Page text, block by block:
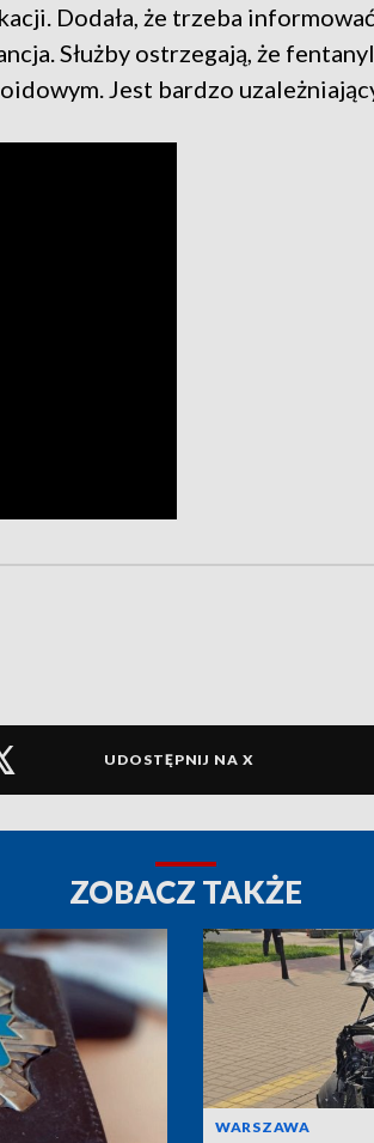
Dodała, że trzeba informować
Służby ostrzegają, że fentanyl
Jest bardzo
UDOSTĘPNIJ NA X
ZOBACZ TAKŻE
WARSZAWA